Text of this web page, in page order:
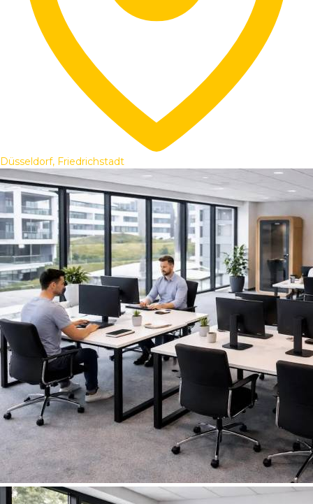
Düsseldorf, Friedrichstadt